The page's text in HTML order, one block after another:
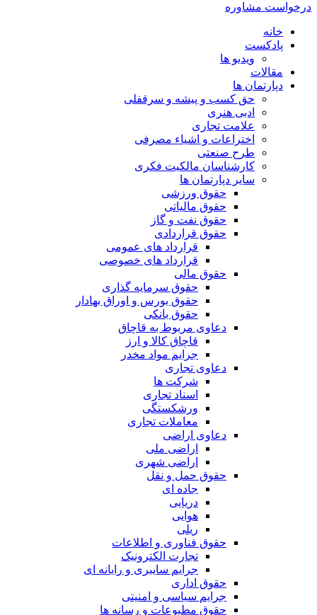
درخواست مشاوره
خانه
پادکست
ویدیو ها
مقالات
دپارتمان ها
حق کسب و پیشه و سرقفلی
ادبی هنری
علامت تجاری
اختراعات و اشیاء مصرفی
طرح صنعتی
کارشناسان مالکیت فکری
سایر دپارتمان ها
حقوق ورزشی
حقوق مالیاتی
حقوق نفت و گاز
حقوق قراردادی
قرارداد های عمومی
قرارداد های خصوصی
حقوق مالی
حقوق سرمایه گذاری
حقوق بورس و اوراق بهادار
حقوق بانکی
دعاوی مربوط به قاچاق
قاچاق کالا و ارز
جرایم مواد مخدر
دعاوی تجاری
شرکت ها
اسناد تجاری
ورشکستگی
معاملات تجاری
دعاوی اراضی
اراضی ملی
اراضی شهری
حقوق حمل و نقل
جاده ای
دریایی
هوایی
ریلی
حقوق فناوری و اطلاعات
تجارت الکترونیک
جرایم سایبری و رایانه ای
حقوق اداری
جرایم سیاسی و امنیتی
حقوق مطبوعات و رسانه ها